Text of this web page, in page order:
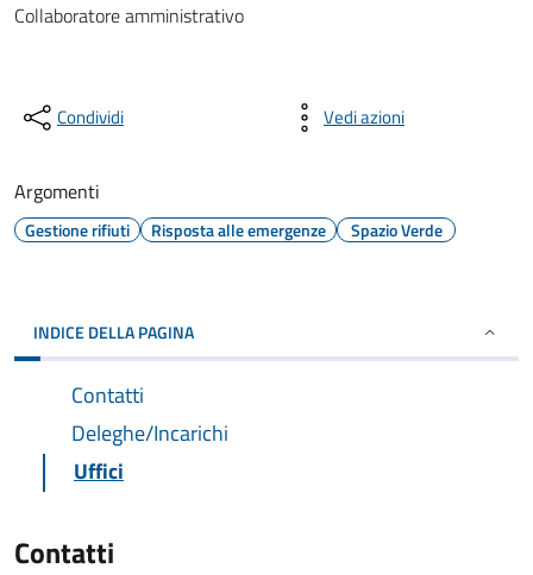
Collaboratore amministrativo
Condividi Vedi azioni
Argomenti
Gestione rifiuti Risposta alle emergenze Spazio Verde
INDICE DELLA PAGINA
Contatti
Deleghe/Incarichi
Uffici
Contatti